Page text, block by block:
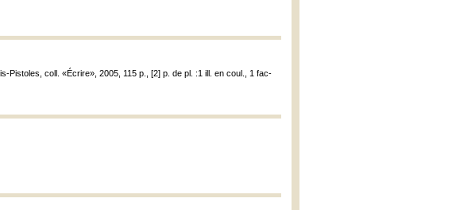
Pistoles, coll. «Écrire», 2005, 115 p., [2] p. de pl. :1 ill. en coul., 1 fac-